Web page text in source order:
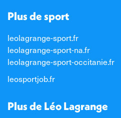
Plus de sport
leolagrange-sport.fr
leolagrange-sport-na.fr
leolagrange-sport-occitanie.fr
leosportjob.fr
Plus de Léo Lagrange